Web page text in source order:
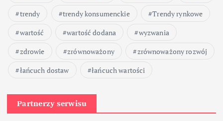
trendy
trendy konsumenckie
Trendy rynkowe
wartość
wartość dodana
wyzwania
zdrowie
zrównoważony
zrównoważony rozwój
łańcuch dostaw
łańcuch wartości
Partnerzy serwisu